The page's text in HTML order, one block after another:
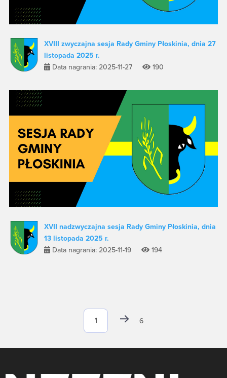
XVIII zwyczajna sesja Rady Gminy Płoskinia, dnia 27
listopada 2025 r.
Data nagrania: 2025-11-27
190
XVII nadzwyczajna sesja Rady Gminy Płoskinia, dnia
13 listopada 2025 r.
Data nagrania: 2025-11-19
194
6